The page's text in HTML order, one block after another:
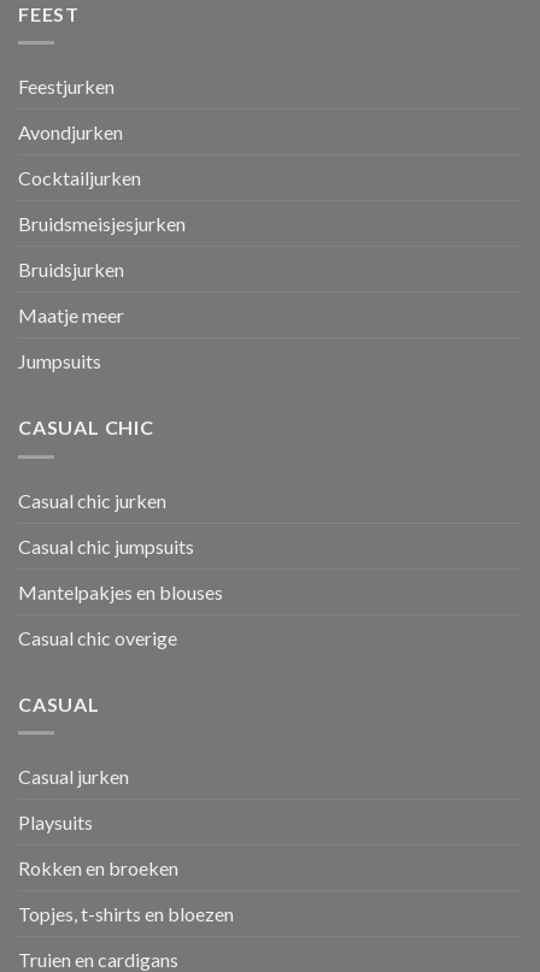
FEEST
Feestjurken
Avondjurken
Cocktailjurken
Bruidsmeisjesjurken
Bruidsjurken
Maatje meer
Jumpsuits
CASUAL CHIC
Casual chic jurken
Casual chic jumpsuits
Mantelpakjes en blouses
Casual chic overige
CASUAL
Casual jurken
Playsuits
Rokken en broeken
Topjes, t-shirts en bloezen
Truien en cardigans